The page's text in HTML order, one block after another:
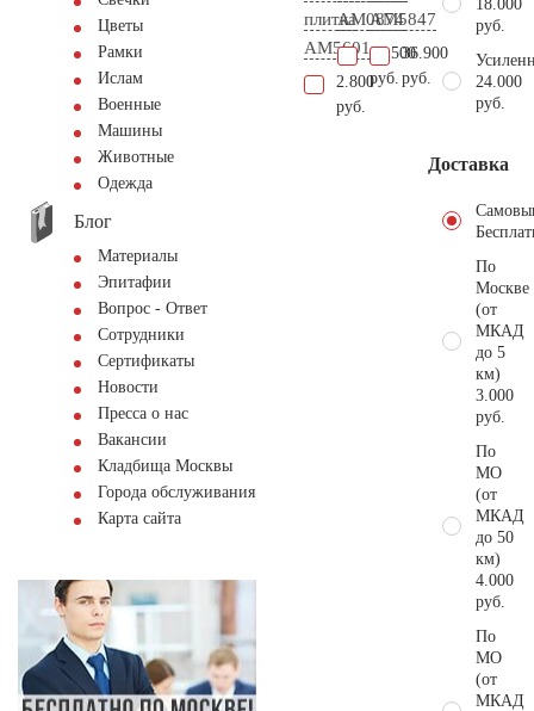
Цветы
Рамки
Ислам
Военные
Машины
Животные
Одежда
Блог
Материалы
Эпитафии
Вопрос - Ответ
Сотрудники
Сертификаты
Новости
Пресса о нас
Вакансии
Кладбища Москвы
Города обслуживания
Карта сайта
плитка
AM5601
2.800
руб.
AM0874
86.500
руб.
AM5847
36.900
руб.
18.000
руб.
24.000
руб.
Доставка
По
Москве
(от
МКАД
до 5
км)
3.000
руб.
По
МО
(от
МКАД
до 50
км)
4.000
руб.
По
МО
(от
МКАД